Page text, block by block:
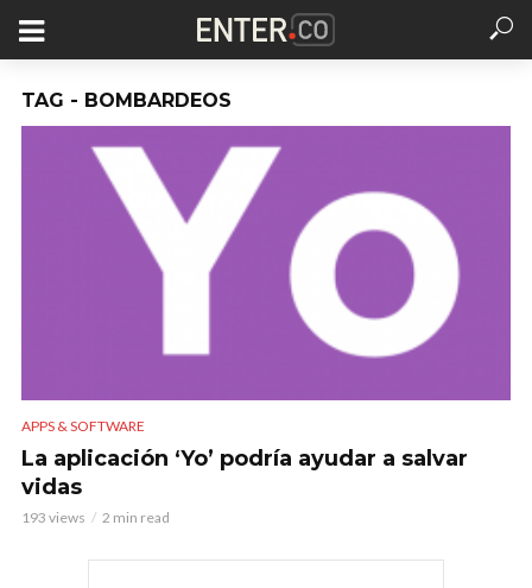
TAG - BOMBARDEOS
APPS & SOFTWARE
La aplicación ‘Yo’ podría ayudar a salvar
vidas
193 views 2 min read